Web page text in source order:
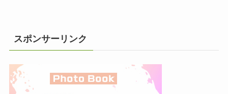
スポンサーリンク